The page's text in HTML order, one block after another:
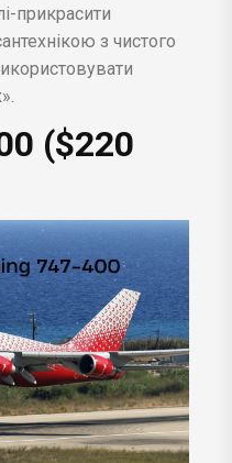
прикрасити
з чистого
($220